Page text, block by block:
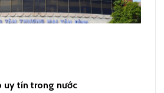
uy tín trong nước